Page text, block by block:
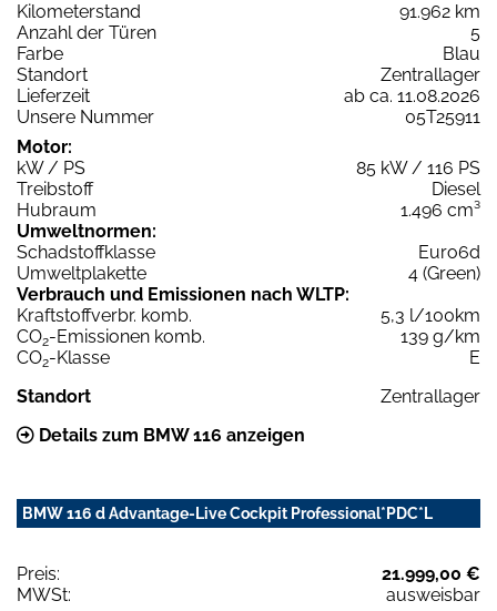
Kilometerstand
91.962 km
Anzahl der Türen
5
Farbe
Blau
Standort
Zentrallager
Lieferzeit
ab ca. 11.08.2026
Unsere Nummer
05T25911
Motor:
kW / PS
85 kW / 116 PS
Treibstoff
Diesel
Hubraum
1.496 cm³
Umweltnormen:
Schadstoffklasse
Euro6d
Umweltplakette
4 (Green)
Verbrauch und Emissionen nach WLTP:
Kraftstoffverbr. komb.
5,3 l/100km
CO2-Emissionen komb.
139 g/km
CO2-Klasse
E
Standort
Zentrallager
Details zum BMW 116 anzeigen
BMW 116 d Advantage-Live Cockpit Professional*PDC*L
Preis:
21.999,00 €
MWSt:
ausweisbar